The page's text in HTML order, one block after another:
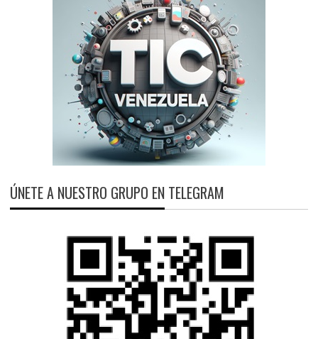
ÚNETE A NUESTRO GRUPO EN TELEGRAM